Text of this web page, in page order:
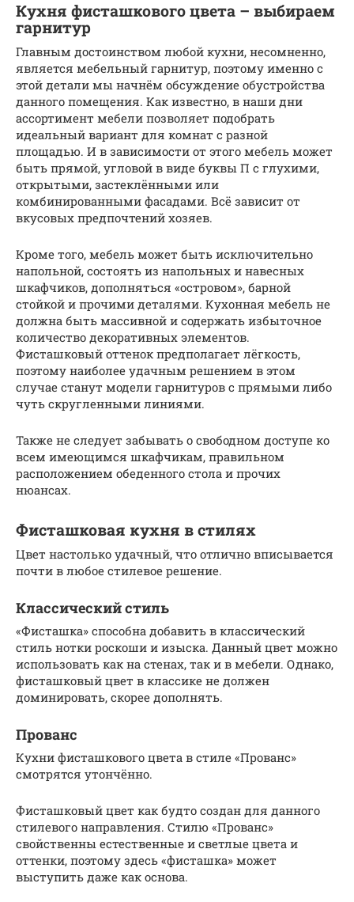
Кухня фисташкового цвета – выбираем
гарнитур
Главным достоинством любой кухни, несомненно,
является мебельный гарнитур, поэтому именно с
этой детали мы начнём обсуждение обустройства
данного помещения. Как известно, в наши дни
ассортимент мебели позволяет подобрать
идеальный вариант для комнат с разной
площадью. И в зависимости от этого мебель может
быть прямой, угловой в виде буквы П с глухими,
открытыми, застеклёнными или
комбинированными фасадами. Всё зависит от
вкусовых предпочтений хозяев.
Кроме того, мебель может быть исключительно
напольной, состоять из напольных и навесных
шкафчиков, дополняться «островом», барной
стойкой и прочими деталями. Кухонная мебель не
должна быть массивной и содержать избыточное
количество декоративных элементов.
Фисташковый оттенок предполагает лёгкость,
поэтому наиболее удачным решением в этом
случае станут модели гарнитуров с прямыми либо
чуть скругленными линиями.
Также не следует забывать о свободном доступе ко
всем имеющимся шкафчикам, правильном
расположением обеденного стола и прочих
нюансах.
Фисташковая кухня в стилях
Цвет настолько удачный, что отлично вписывается
почти в любое стилевое решение.
Классический стиль
«Фисташка» способна добавить в классический
стиль нотки роскоши и изыска. Данный цвет можно
использовать как на стенах, так и в мебели. Однако,
фисташковый цвет в классике не должен
доминировать, скорее дополнять.
Прованс
Кухни фисташкового цвета в стиле «Прованс»
смотрятся утончённо.
Фисташковый цвет как будто создан для данного
стилевого направления. Стилю «Прованс»
свойственны естественные и светлые цвета и
оттенки, поэтому здесь «фисташка» может
выступить даже как основа.